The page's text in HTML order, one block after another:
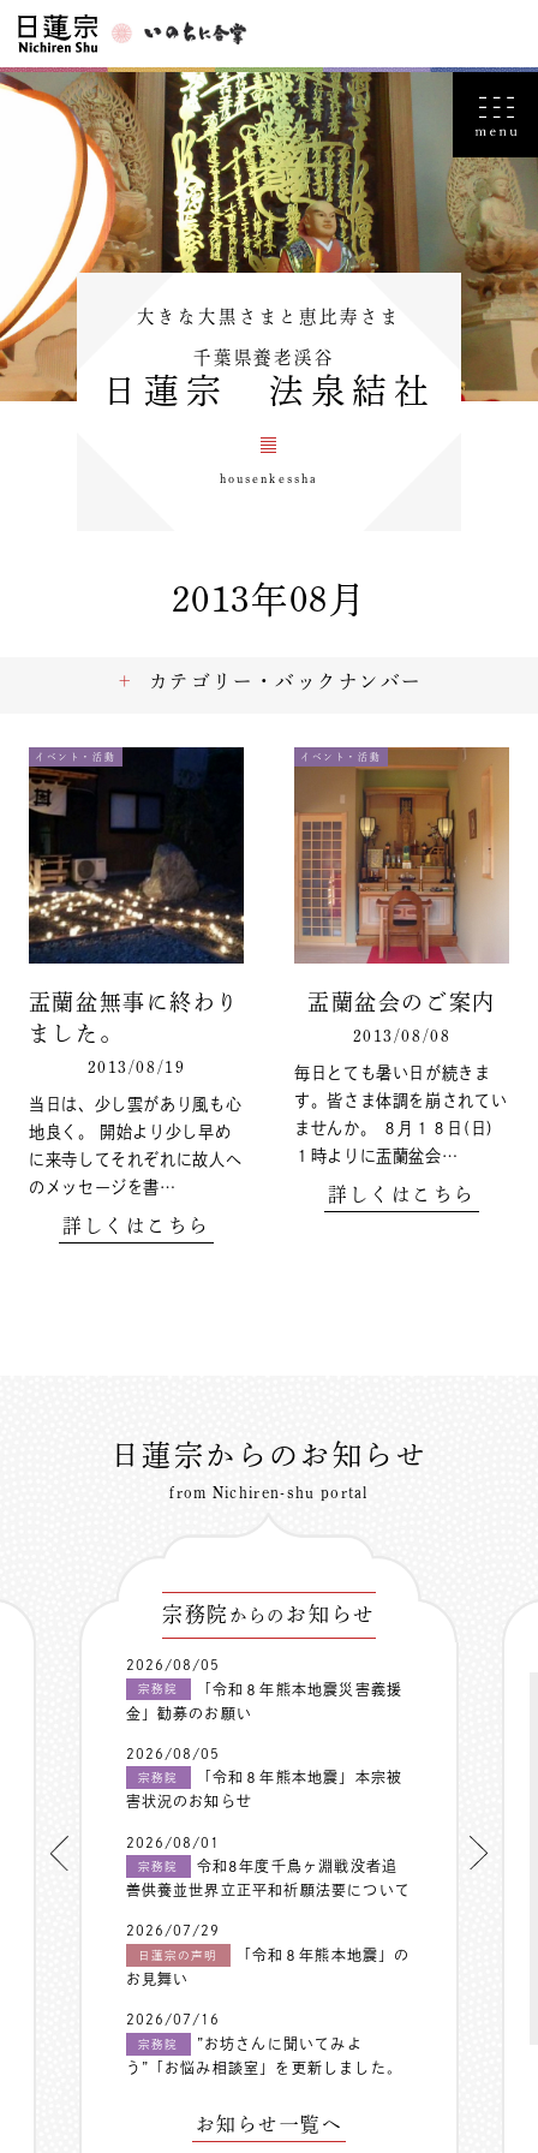
大きな大黒さまと恵比寿さま
千葉県養老渓谷
日蓮宗 法泉結社
housenkessha
2013年08月
イベント・活動
盂蘭盆無事に終わり
ました。
2013/08/19
当日は、少し雲があり風も心
地良く。 開始より少し早め
に来寺してそれぞれに故人へ
のメッセージを書…
詳しくはこちら
イベント・活動
盂蘭盆会のご案内
2013/08/08
毎日とても暑い日が続きま
す。皆さま体調を崩されてい
ませんか。 ８月１８日(日)
１時よりに盂蘭盆会…
詳しくはこちら
カテゴリー・バックナンバー
日蓮宗からのお知らせ
from Nichiren-shu portal
宗務院 からの お知らせ
2026/08/05
宗務院
「令和８年熊本地震災害義援
金」勧募のお願い
2026/08/05
宗務院
「令和８年熊本地震」本宗被
害状況のお知らせ
2026/08/01
宗務院
令和8年度千鳥ヶ淵戦没者追
善供養並世界立正平和祈願法要について
2026/07/29
日蓮宗の声明
「令和８年熊本地震」の
お見舞い
2026/07/16
宗務院
”お坊さんに聞いてみよ
う”「お悩み相談室」を更新しました。
お知らせ一覧へ